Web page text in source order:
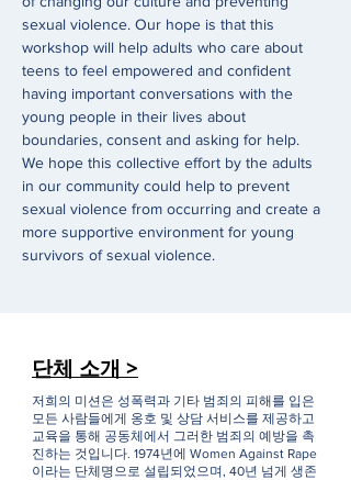
sexual violence. Our hope is that this
workshop will help adults who care about
teens to feel empowered and confident
having important conversations with the
young people in their lives about
boundaries, consent and asking for help.
We hope this collective effort by the adults
in our community could help to prevent
sexual violence from occurring and create a
more supportive environment for young
survivors of sexual violence.
단체 소개 >
저희의 미션은 성폭력과 기타 범죄의 피해를 입은
모든 사람들에게 옹호 및 상담 서비스를 제공하고
교육을 통해 공동체에서 그러한 범죄의 예방을 촉
진하는 것입니다. 1974년에 Women Against Rape
이라는 단체명으로 설립되었으며, 40년 넘게 생존